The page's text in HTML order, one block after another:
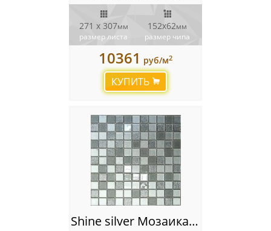
271 x 307мм
размер листа
152х62мм
размер чипа
10361 руб/м2
КУПИТЬ
Shine silver Мозаика Bonaparte